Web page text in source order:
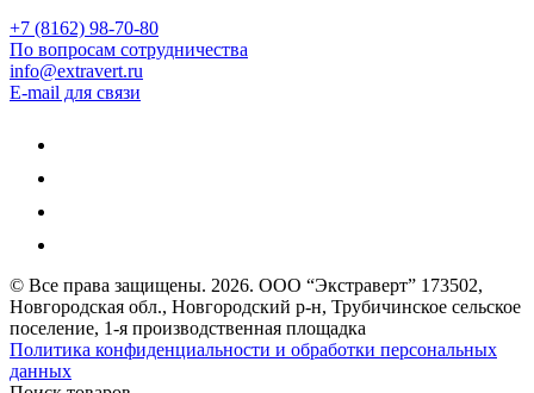
+7 (8162) 98-70-80
По вопросам сотрудничества
info@extravert.ru
E-mail для связи
© Все права защищены. 2026. ООО “Экстраверт” 173502,
Новгородская обл., Новгородский р-н, Трубичинское сельское
поселение, 1-я производственная площадка
Политика конфиденциальности и обработки персональных
данных